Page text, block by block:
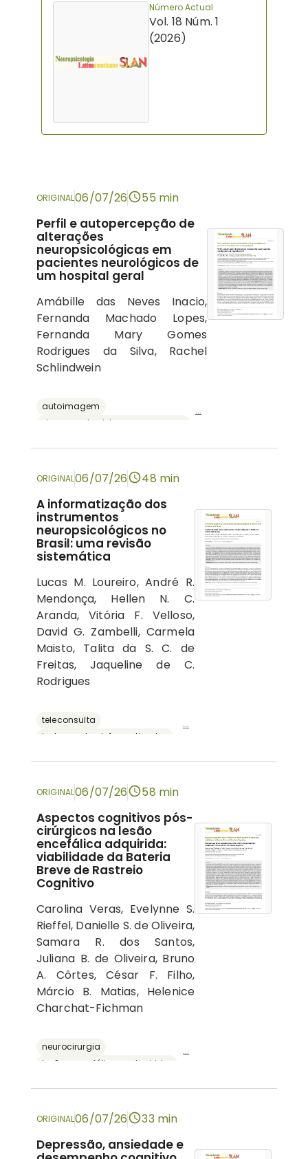
Número Actual
Vol. 18 Núm. 1
(2026)
ORIGINAL06/07/26 55 min
Perfil e autopercepção de
alterações
neuropsicológicas em
pacientes neurológicos de
um hospital geral
Amábille das Neves Inacio,
Fernanda Machado Lopes,
Fernanda Mary Gomes
Rodrigues da Silva, Rachel
Schlindwein
autoimagem
...
ORIGINAL06/07/26 48 min
A informatização dos
instrumentos
neuropsicológicos no
Brasil: uma revisão
sistemática
Lucas M. Loureiro, André R.
Mendonça, Hellen N. C.
Aranda, Vitória F. Velloso,
David G. Zambelli, Carmela
Maisto, Talita da S. C. de
Freitas, Jaqueline de C.
Rodrigues
teleconsulta
instrumentos informatizados
avaliação neuropsicológica
...
ORIGINAL06/07/26 58 min
Aspectos cognitivos pós-
cirúrgicos na lesão
encefálica adquirida:
viabilidade da Bateria
Breve de Rastreio
Cognitivo
Carolina Veras, Evelynne S.
Rieffel, Danielle S. de Oliveira,
Samara R. dos Santos,
Juliana B. de Oliveira, Bruno
A. Côrtes, César F. Filho,
Márcio B. Matias, Helenice
Charchat-Fichman
neurocirurgia
bateria breve de rastreio cognitivo
...
ORIGINAL06/07/26 33 min
Depressão, ansiedade e